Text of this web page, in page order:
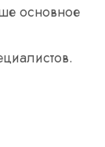
основное